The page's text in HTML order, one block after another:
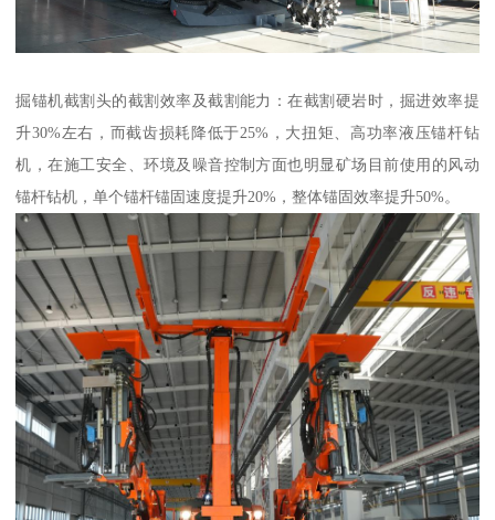
掘锚机截割头的截割效率及截割能力：在截割硬岩时，掘进效率提
升30%左右，而截齿损耗降低于25%，大扭矩、高功率液压锚杆钻
机，在施工安全、环境及噪音控制方面也明显矿场目前使用的风动
锚杆钻机，单个锚杆锚固速度提升20%，整体锚固效率提升50%。